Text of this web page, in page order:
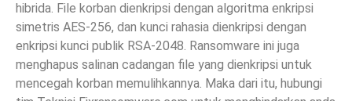
hibrida. File korban dienkripsi dengan algoritma enkripsi
simetris AES-256, dan kunci rahasia dienkripsi dengan
enkripsi kunci publik RSA-2048. Ransomware ini juga
menghapus salinan cadangan file yang dienkripsi untuk
mencegah korban memulihkannya. Maka dari itu, hubungi